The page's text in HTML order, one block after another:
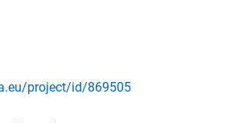
project/id/869505